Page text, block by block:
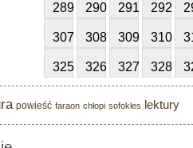
289 290 291 292
307 308 309 310
325 326 327 328
powieść faraon chłopi sofokles lektury